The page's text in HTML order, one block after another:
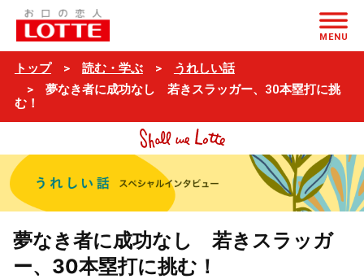
MENU
トップ 読む・学ぶ
うれしい話
夢なき者に成功なし 若きスラッガー、30本塁打に挑
む！
夢なき者に成功なし 若きスラッガ
ー、30本塁打に挑む！